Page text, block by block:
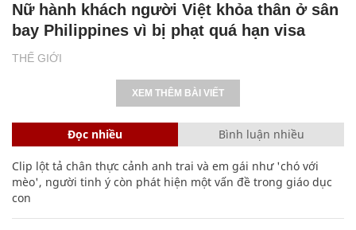
THẾ GIỚI
Nữ hành khách người Việt khỏa thân ở sân
bay Philippines vì bị phạt quá hạn visa
XEM THÊM BÀI VIẾT
Đọc nhiều Bình luận nhiều
Clip lột tả chân thực cảnh anh trai và em gái như 'chó với
mèo', người tinh ý còn phát hiện một vấn đề trong giáo dục
con